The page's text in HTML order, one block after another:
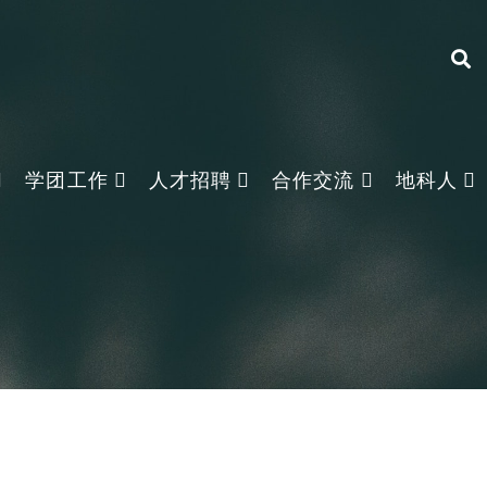
学团工作 人才招聘 合作交流 地科人